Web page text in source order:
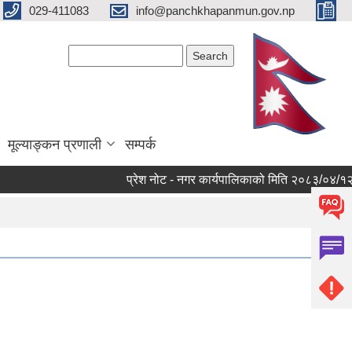
029-411083 info@panchkhapanmun.gov.np
मूल्याङ्कन प्रणाली सम्पर्क
प्रेश नोट - नगर कार्यपालिकाको मिति २०८३/०४/१२ को